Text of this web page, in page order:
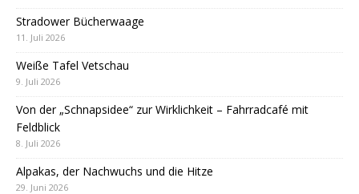
Stradower Bücherwaage
11. Juli 2026
Weiße Tafel Vetschau
9. Juli 2026
Von der „Schnapsidee“ zur Wirklichkeit – Fahrradcafé mit
Feldblick
8. Juli 2026
Alpakas, der Nachwuchs und die Hitze
29. Juni 2026